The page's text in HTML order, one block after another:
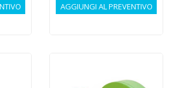
AGGIUNGI AL PREVENTIVO